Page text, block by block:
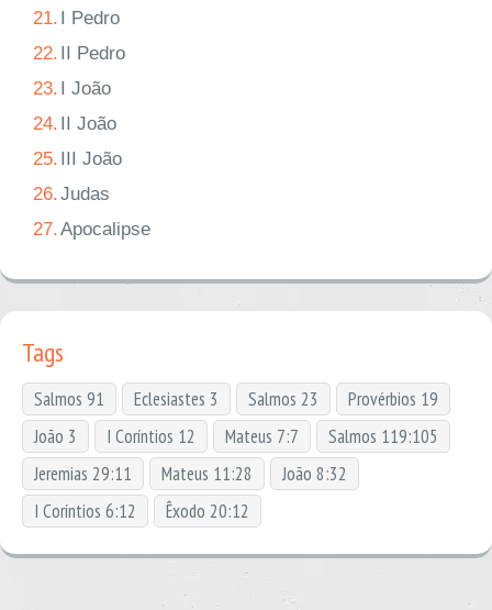
21. I Pedro
22. II Pedro
23. I João
24. II João
25. III João
26.Judas
27.Apocalipse
Tags
Salmos 91 Eclesiastes 3 Salmos 23
Provérbios 19
João 3
I Coríntios 12 Mateus 7:7
Salmos 119:105
Jeremias 29:11
Mateus 11:28
João 8:32
I Coríntios 6:12
Êxodo 20:12